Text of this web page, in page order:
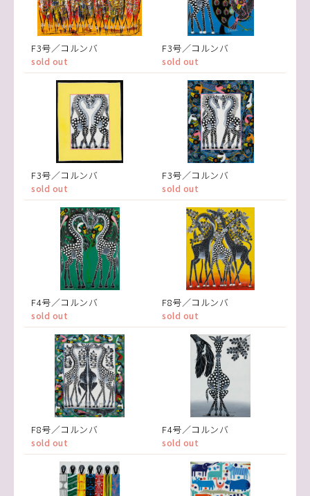
F3号／コルンバ
sold out
F3号／コルンバ
sold out
F3号／コルンバ
sold out
F3号／コルンバ
sold out
F4号／コルンバ
sold out
F8号／コルンバ
sold out
F8号／コルンバ
sold out
F4号／コルンバ
sold out